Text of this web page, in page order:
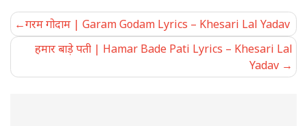
Post
navigation
गरम गोदाम | Garam Godam Lyrics – Khesari Lal Yadav
हमार बाड़े पती | Hamar Bade Pati Lyrics – Khesari Lal
Yadav